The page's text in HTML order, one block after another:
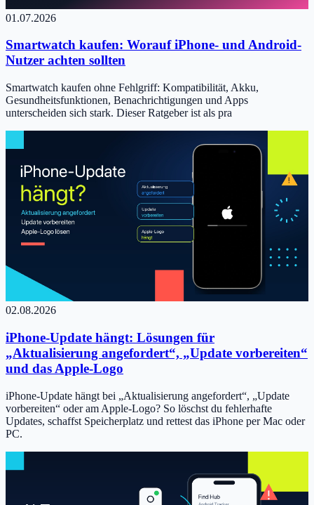
01.07.2026
Smartwatch kaufen: Worauf iPhone- und Android-
Nutzer achten sollten
Smartwatch kaufen ohne Fehlgriff: Kompatibilität, Akku,
Gesundheitsfunktionen, Benachrichtigungen und Apps
unterscheiden sich stark. Dieser Ratgeber ist als pra
02.08.2026
iPhone-Update hängt: Lösungen für
„Aktualisierung angefordert“, „Update vorbereiten“
und das Apple-Logo
iPhone-Update hängt bei „Aktualisierung angefordert“, „Update
vorbereiten“ oder am Apple-Logo? So löschst du fehlerhafte
Updates, schaffst Speicherplatz und rettest das iPhone per Mac oder
PC.